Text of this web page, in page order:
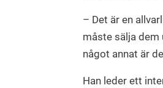
– Det är en
måste sälja
något annat är
Han leder ett